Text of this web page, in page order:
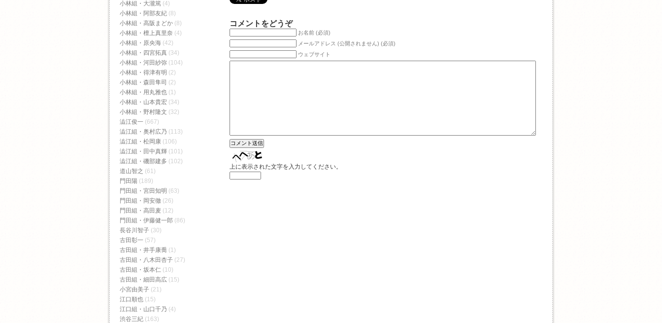
コメントをどうぞ
お名前 (必須)
メールアドレス (公開されません) (必須)
ウェブサイト
上に表示された文字を入力してください。
小林組・大瀧篤 (4)
小林組・阿部友紀 (8)
小林組・高阪まどか (8)
小林組・檀上真里奈 (4)
小林組・原央海 (42)
小林組・四宮拓真 (34)
小林組・河田紗弥 (104)
小林組・得津有明 (2)
小林組・森田隼司 (2)
小林組・用丸雅也 (1)
小林組・山本貴宏 (34)
小林組・野村隆文 (32)
澁江俊一 (667)
澁江組・奥村広乃 (113)
澁江組・松岡康 (106)
澁江組・田中真輝 (101)
澁江組・磯部建多 (102)
道山智之 (61)
門田陽 (189)
門田組・宮田知明 (63)
門田組・岡安徹 (26)
門田組・高田麦 (12)
門田組・伊藤健一郎 (86)
長谷川智子 (30)
古田彰一 (57)
古田組・井手康喬 (1)
古田組・八木田杏子 (27)
古田組・坂本仁 (10)
古田組・細田高広 (15)
小宮由美子 (21)
江口順也 (15)
江口組・山口千乃 (4)
渋谷三紀 (163)